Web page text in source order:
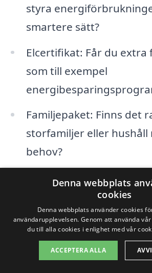
styra
smartere sätt?
Elcertifikat: Får du extra
som till exempel
Familjepaket: Finns det
storfamiljer eller hushåll
behov?
5. Använd en
Det kan vara tidskrävande
information om olika
Därför är det en god idé att
Denna webbplats
cookies
Denna webbplats använder cookies
användarupplevelsen. Genom att använda
du till alla cookies i enlighet med vår
ACCEPTERA ALLA